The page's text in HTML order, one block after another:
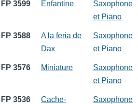
FP 3599 Enfantine
Saxophone
et Piano
FP 3588
A la feria de
Dax
Saxophone
et Piano
FP 3576 Miniature
Saxophone
et Piano
FP 3536
Cache-
Saxophone